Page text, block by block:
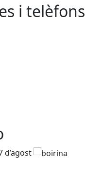
i telèfons
d’agost